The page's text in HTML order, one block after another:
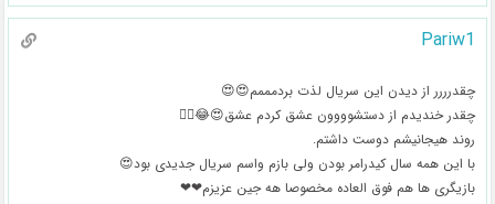
Pariw1
چقدرررر از دیدن این سریال لذت بردمممم😍😍
چقدر خندیدم از دستشوووون عشق کردم عشق😍😂👌🏻
روند هیجانیشم دوست داشتم.
با این همه سال کیدرامر بودن ولی بازم واسم سریال جدیدی بود😍
بازیگری ها هم فوق العاده مخصوصا هه جین عزیزم❤❤